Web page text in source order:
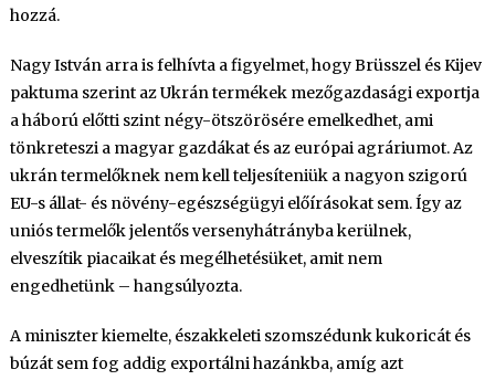
hozzá.
Nagy István arra is felhívta a figyelmet, hogy Brüsszel és Kijev
paktuma szerint az Ukrán termékek mezőgazdasági exportja
a háború előtti szint négy-ötszörösére emelkedhet, ami
tönkreteszi a magyar gazdákat és az európai agráriumot. Az
ukrán termelőknek nem kell teljesíteniük a nagyon szigorú
EU-s állat- és növény-egészségügyi előírásokat sem. Így az
uniós termelők jelentős versenyhátrányba kerülnek,
elveszítik piacaikat és megélhetésüket, amit nem
engedhetünk – hangsúlyozta.
A miniszter kiemelte, északkeleti szomszédunk kukoricát és
búzát sem fog addig exportálni hazánkba, amíg azt